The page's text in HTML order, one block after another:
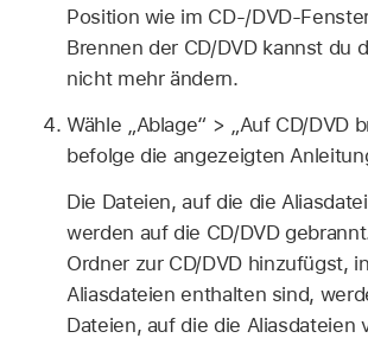
Position wie im CD-/DVD-
Brennen der CD/DVD kannst du
nicht mehr ändern.
Wähle „Ablage“ > „Auf CD/DVD
befolge die angezeigten
Die Dateien, auf die die
werden auf die CD/DVD
Ordner zur CD/DVD hinzufügst,
Aliasdateien enthalten sind,
Dateien, auf die die Aliasdateien